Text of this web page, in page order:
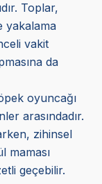
Toplar,
yakalama
vakit
da
oyuncağı
arasındadır.
zihinsel
maması
geçebilir.